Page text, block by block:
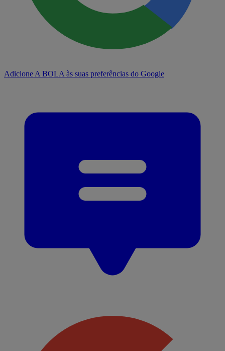
Adicione A BOLA às suas preferências do Google